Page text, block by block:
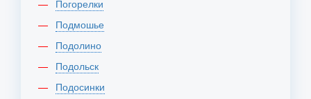
Погорелки
Подмошье
Подолино
Подольск
Подосинки